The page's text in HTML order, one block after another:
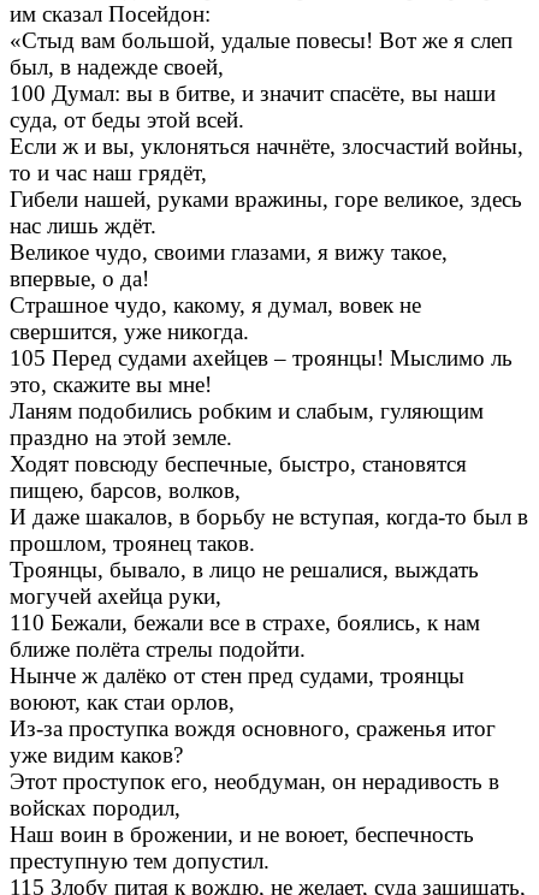
им сказал Посейдон:
«Стыд вам большой, удалые повесы! Вот же я слеп
был, в надежде своей,
100 Думал: вы в битве, и значит спасёте, вы наши
суда, от беды этой всей.
Если ж и вы, уклоняться начнёте, злосчастий войны,
то и час наш грядёт,
Гибели нашей, руками вражины, горе великое, здесь
нас лишь ждёт.
Великое чудо, своими глазами, я вижу такое,
впервые, о да!
Страшное чудо, какому, я думал, вовек не
свершится, уже никогда.
105 Перед судами ахейцев – троянцы! Мыслимо ль
это, скажите вы мне!
Ланям подобились робким и слабым, гуляющим
праздно на этой земле.
Ходят повсюду беспечные, быстро, становятся
пищею, барсов, волков,
И даже шакалов, в борьбу не вступая, когда-то был в
прошлом, троянец таков.
Троянцы, бывало, в лицо не решалися, выждать
могучей ахейца руки,
110 Бежали, бежали все в страхе, боялись, к нам
ближе полёта стрелы подойти.
Нынче ж далёко от стен пред судами, троянцы
воюют, как стаи орлов,
Из-за проступка вождя основного, сраженья итог
уже видим каков?
Этот проступок его, необдуман, он нерадивость в
войсках породил,
Наш воин в брожении, и не воюет, беспечность
преступную тем допустил.
115 Злобу питая к вождю, не желает, суда защищать,